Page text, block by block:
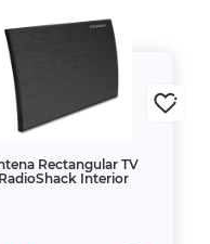
Rectangular TV
RadioShack Interior